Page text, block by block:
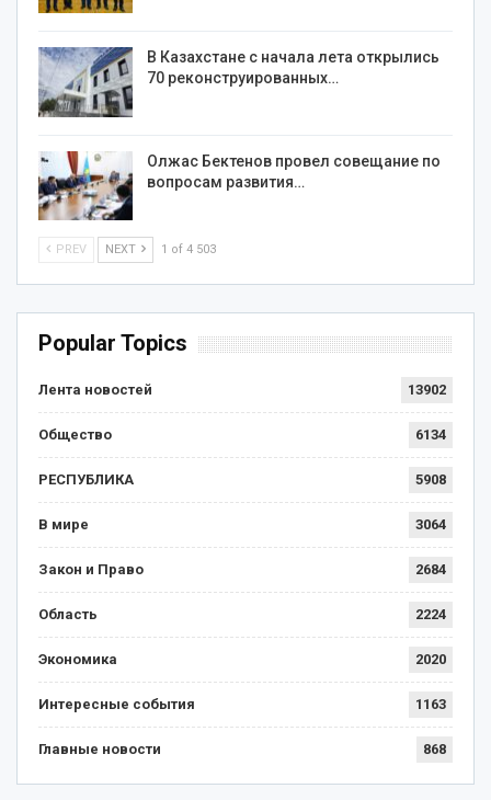
В Казахстане с начала лета открылись
70 реконструированных…
Олжас Бектенов провел совещание по
вопросам развития…
PREV NEXT 1 of 4 503
Popular Topics
Лента новостей 13902
Общество 6134
РЕСПУБЛИКА 5908
В мире 3064
Закон и Право 2684
Область 2224
Экономика 2020
Интересные события 1163
Главные новости 868